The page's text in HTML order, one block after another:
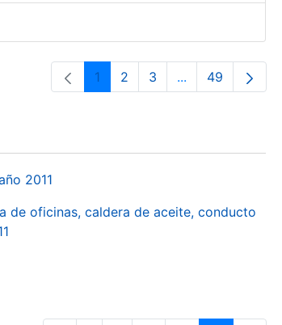
Orrialdea
1 Orrialdea
2 Orrialdea
3 ...Intermediate
Orrialdea
49
2011
de oficinas, caldera de aceite, conducto